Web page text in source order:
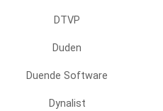
DTVP
Duden
Duende Software
Dynalist